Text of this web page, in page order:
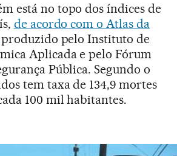
está no topo dos índices de
de acordo com o Atlas da
produzido pelo Instituto de
Aplicada e pelo Fórum
Pública. Segundo o
tem taxa de 134,9 mortes
100 mil habitantes.